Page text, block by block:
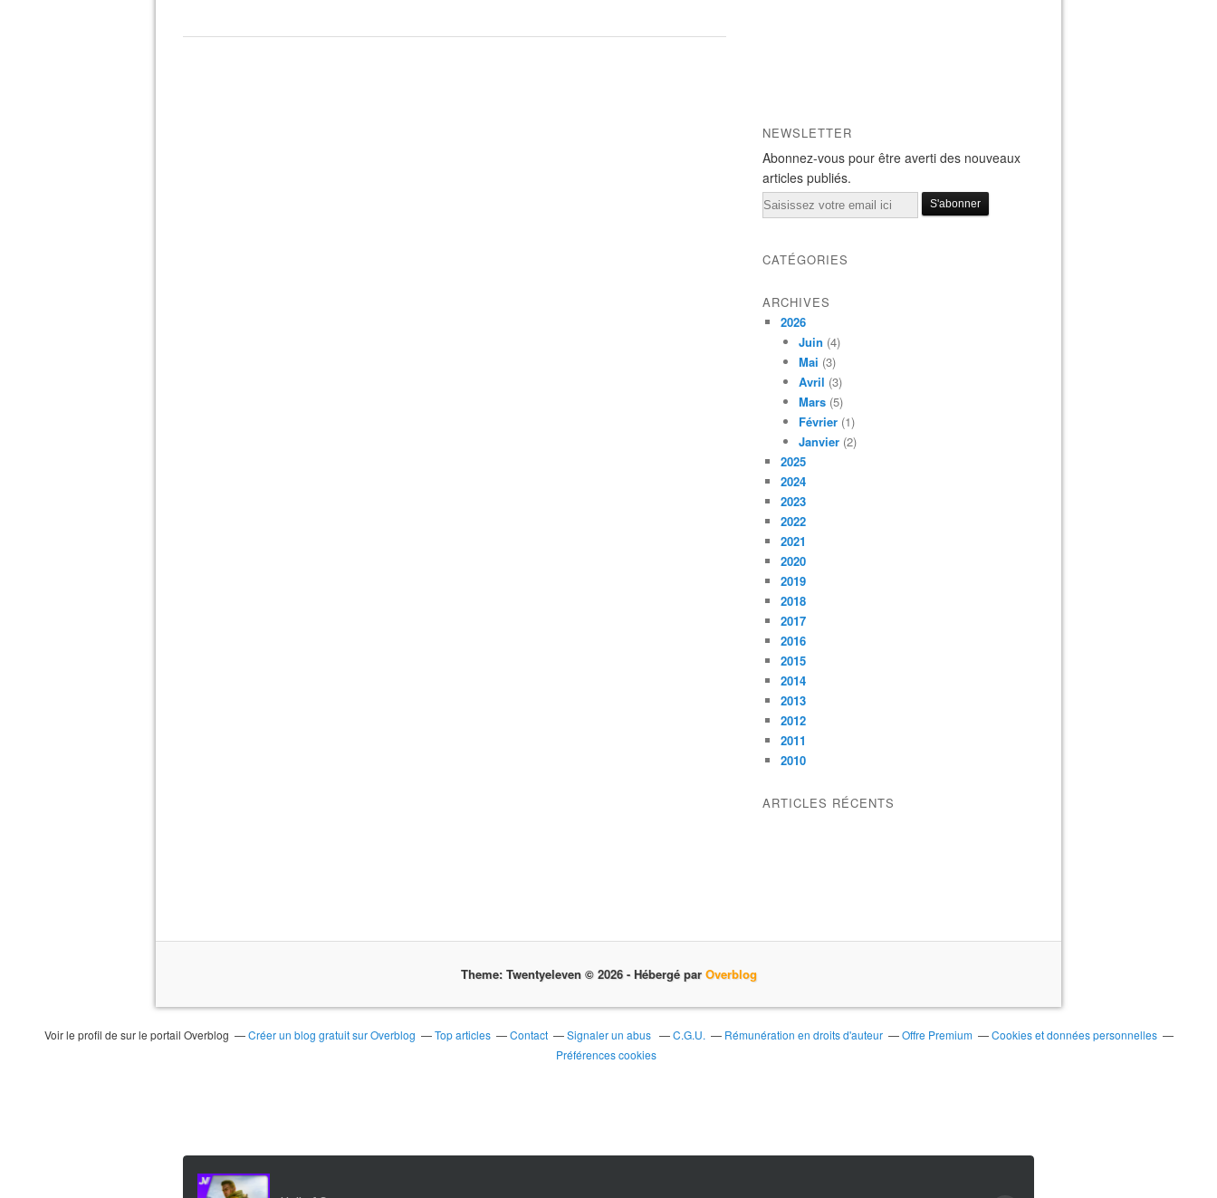
NEWSLETTER
Abonnez-vous pour être averti des nouveaux
articles publiés.
Email
CATÉGORIES
ARCHIVES
2026
Juin (4)
Mai (3)
Avril (3)
Mars (5)
Février (1)
Janvier (2)
2025
2024
2023
2022
2021
2020
2019
2018
2017
2016
2015
2014
2013
2012
2011
2010
ARTICLES RÉCENTS
Theme: Twentyeleven © 2026 - Hébergé par Overblog
Voir le profil de sur le portail Overblog Créer un blog gratuit sur Overblog Top articles Contact Signaler un abus C.G.U. Rémunération en droits d'auteur Offre Premium
Cookies et données personnelles
Préférences cookies